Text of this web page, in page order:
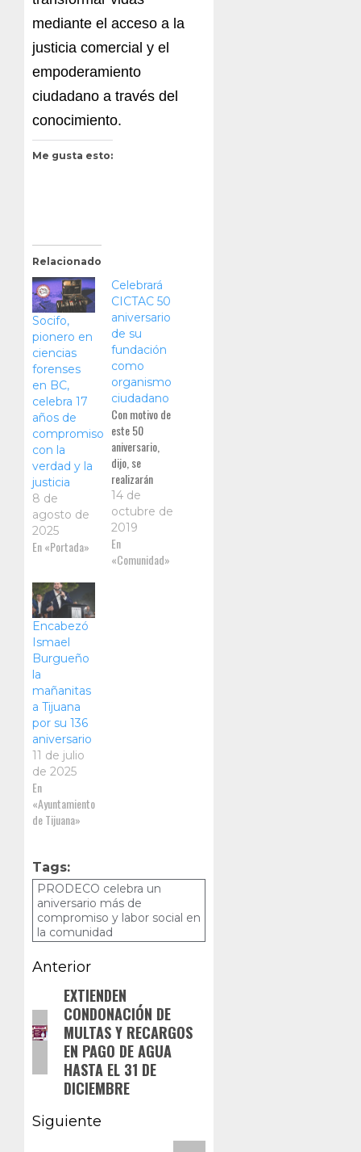
mediante el acceso a la
justicia comercial y el
empoderamiento
ciudadano a través del
conocimiento.
Me gusta esto:
Relacionado
Socifo,
pionero en
ciencias
forenses
en BC,
celebra 17
años de
compromiso
con la
verdad y la
justicia
8 de
agosto de
2025
En «Portada»
Celebrará
CICTAC 50
aniversario
de su
fundación
como
organismo
ciudadano
Con motivo de
este 50
aniversario,
dijo, se
realizarán
actividades
entre ellas la
entrega de
reconocimientos
a los ex
14 de
octubre de
2019
En
«Comunidad»
Encabezó
Ismael
Burgueño
la
mañanitas
a Tijuana
por su 136
aniversario
11 de julio
de 2025
En
«Ayuntamiento
de Tijuana»
Tags:
PRODECO celebra un
aniversario más de
compromiso y labor social en
la comunidad
Navegación
entradas
Anterior
Entrada
anterior:
EXTIENDEN
CONDONACIÓN DE
MULTAS Y RECARGOS
EN PAGO DE AGUA
HASTA EL 31 DE
DICIEMBRE
Siguiente